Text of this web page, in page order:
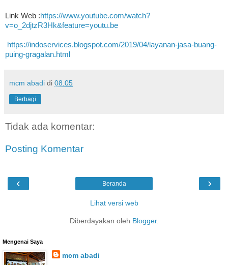
Link Web :https://www.youtube.com/watch?
v=o_2djtzR3Hk&feature=youtu.be
https://indoservices.blogspot.com/2019/04/layanan-jasa-buang-
puing-gragalan.html
mcm abadi di 08.05
Berbagi
Tidak ada komentar:
Posting Komentar
‹ ›
Beranda
Lihat versi web
Diberdayakan oleh Blogger.
Mengenai Saya
mcm abadi